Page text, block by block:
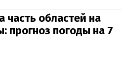
часть областей на
прогноз погоды на 7